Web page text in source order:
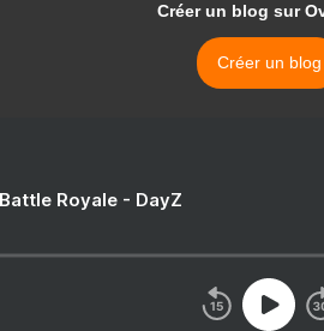
Créer un blog sur
Créer un blog
Royale - DayZ